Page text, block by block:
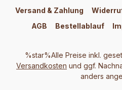
Versand & Zahlung
AGB
Bestellablauf
%star%Alle Preise inkl.
Versandkosten und ggf.
anders